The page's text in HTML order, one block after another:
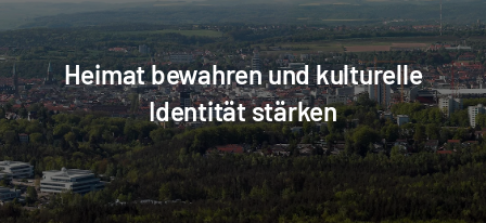
Heimat bewahren und kulturelle
Identität stärken